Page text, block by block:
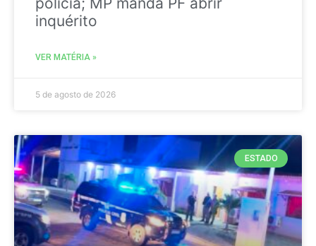
inquérito
VER MATÉRIA »
5 de agosto de 2026
ESTADO